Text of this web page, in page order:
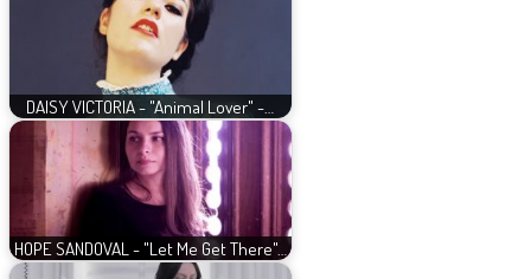
DAISY VICTORIA - "Animal Lover" -…
HOPE SANDOVAL - "Let Me Get There"…